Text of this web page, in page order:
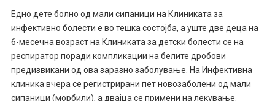
Едно дете болно од мали сипаници на Клиниката за
инфективно болести е во тешка состојба, а уште две деца на
6-месечна возраст на Клиниката за детски болести се на
респиратор поради компликации на белите дробови
предизвикани од ова заразно заболување. На Инфективна
клиника вчера се регистрирани пет новозаболени од мали
сипаници (морбили), а двајца се примени на лекување.